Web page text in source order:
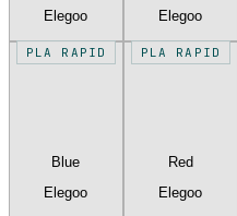
Elegoo
Elegoo
PLA RAPID
Blue
Elegoo
PLA RAPID
Red
Elegoo